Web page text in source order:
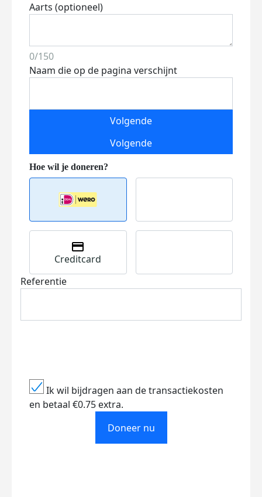
Aarts (optioneel)
0/150
Naam die op de pagina verschijnt
Volgende
Volgende
Creditcard
Referentie
Ik wil bijdragen aan de transactiekosten
en betaal €0.75 extra.
Doneer nu